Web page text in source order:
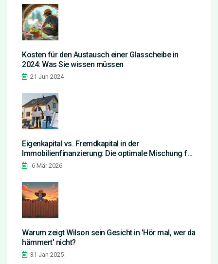
Kosten für den Austausch einer Glasscheibe in
2024: Was Sie wissen müssen
21 Jun 2024
Eigenkapital vs. Fremdkapital in der
Immobilienfinanzierung: Die optimale Mischung für
günstige Zinsen und langfristige Sicherheit
6 Mär 2026
Warum zeigt Wilson sein Gesicht in 'Hör mal, wer da
hämmert' nicht?
31 Jan 2025